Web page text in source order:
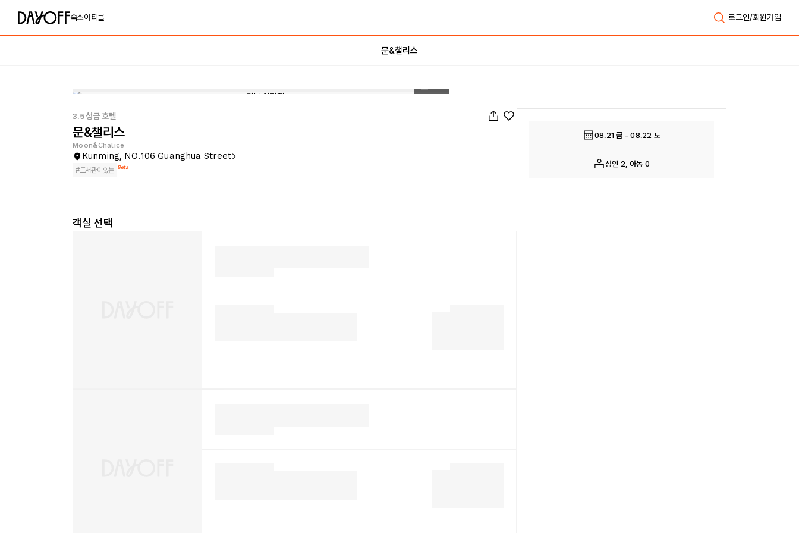
숙소아티클 로그인/회원가입
문&챌리스
3.5성급 호텔
문&챌리스
Moon&Chalice
Kunming, NO.106 Guanghua Street
#도서관이있는 Beta
객실 선택
08.21 금 - 08.22 토
성인 2, 아동 0